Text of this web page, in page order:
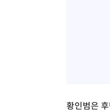
황인범은